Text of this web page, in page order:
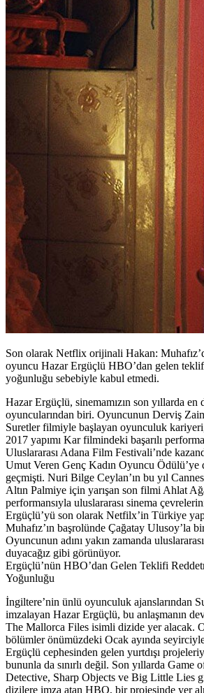
Son olarak Netflix orijinali Hakan:
oyuncu Hazar Ergüçlü HBO’dan gelen
yoğunluğu sebebiyle kabul etmedi.
Hazar Ergüçlü, sinemamızın son yıllarda en
oyuncularından biri. Oyuncunun Derviş
Suretler filmiyle başlayan oyunculuk
2017 yapımı Kar filmindeki başarılı
Uluslararası Adana Film Festivali’nde
Umut Veren Genç Kadın Oyuncu Ödülü’ye
geçmişti. Nuri Bilge Ceylan’ın bu yıl
Altın Palmiye için yarışan son filmi Ahlat
performansıyla uluslararası sinema
Ergüçlü’yü son olarak Netfilx’in Türkiye
Muhafız’ın başrolünde Çağatay Ulusoy’la
Oyuncunun adını yakın zamanda
duyacağız gibi görünüyor.
Ergüçlü’nün HBO’dan Gelen Teklifi
Yoğunluğu
İngiltere’nin ünlü oyunculuk ajanslarından
imzalayan Hazar Ergüçlü, bu anlaşmanın
The Mallorca Files isimli dizide yer alacak.
bölümler önümüzdeki Ocak ayında
Ergüçlü cephesinden gelen yurtdışı
bununla da sınırlı değil. Son yıllarda Game
Detective, Sharp Objects ve Big Little Lies
dizilere imza atan HBO, bir projesinde yer